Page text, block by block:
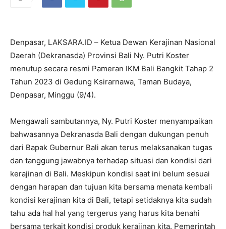
Denpasar, LAKSARA.ID – Ketua Dewan Kerajinan Nasional
Daerah (Dekranasda) Provinsi Bali Ny. Putri Koster
menutup secara resmi Pameran IKM Bali Bangkit Tahap 2
Tahun 2023 di Gedung Ksirarnawa, Taman Budaya,
Denpasar, Minggu (9/4).
Mengawali sambutannya, Ny. Putri Koster menyampaikan
bahwasannya Dekranasda Bali dengan dukungan penuh
dari Bapak Gubernur Bali akan terus melaksanakan tugas
dan tanggung jawabnya terhadap situasi dan kondisi dari
kerajinan di Bali. Meskipun kondisi saat ini belum sesuai
dengan harapan dan tujuan kita bersama menata kembali
kondisi kerajinan kita di Bali, tetapi setidaknya kita sudah
tahu ada hal hal yang tergerus yang harus kita benahi
bersama terkait kondisi produk kerajinan kita. Pemerintah